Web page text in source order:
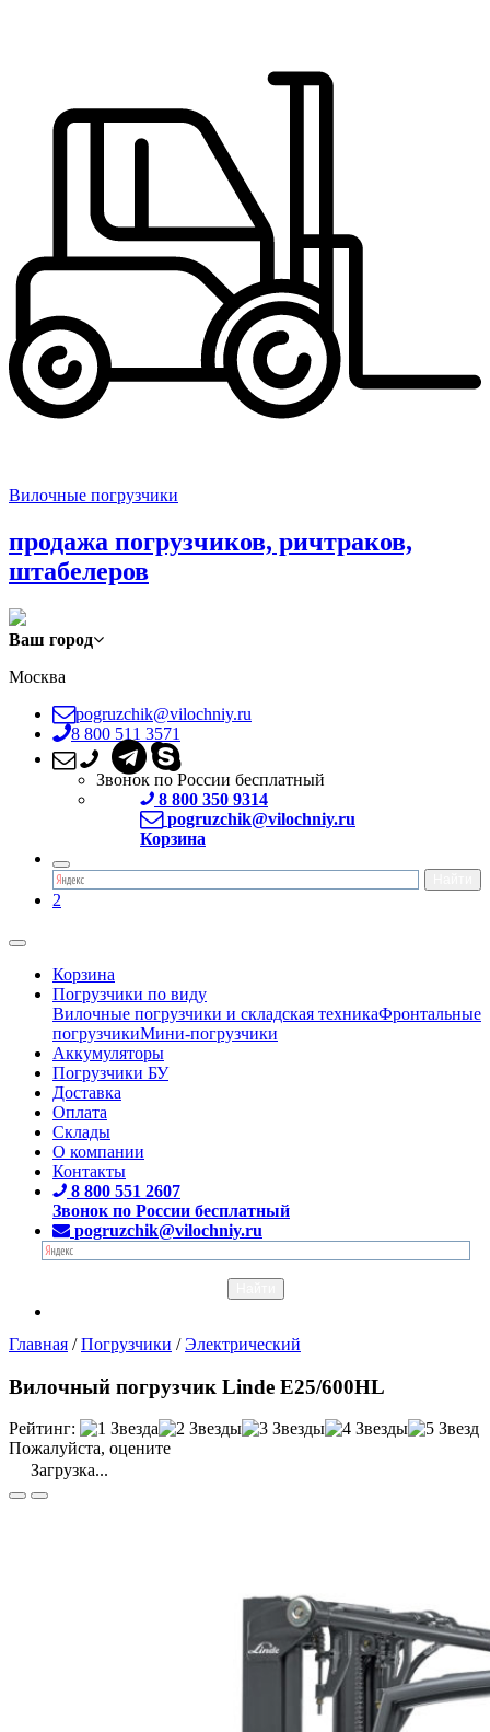
Вилочные погрузчики
продажа погрузчиков, ричтраков,
штабелеров
Ваш город
Москва
pogruzchik@vilochniy.ru
8 800 511 3571
Звонок по России бесплатный
8 800 350 9314
pogruzchik@vilochniy.ru
Корзина
2
Корзина
Погрузчики по виду
Вилочные погрузчики и складская техникаФронтальные
погрузчикиМини-погрузчики
Аккумуляторы
Погрузчики БУ
Доставка
Оплата
Склады
О компании
Контакты
8 800 551 2607
Звонок по России бесплатный
pogruzchik@vilochniy.ru
Главная /Погрузчики /Электрический
Вилочный погрузчик Linde E25/600HL
Рейтинг:
Пожалуйста, оцените
Загрузка...